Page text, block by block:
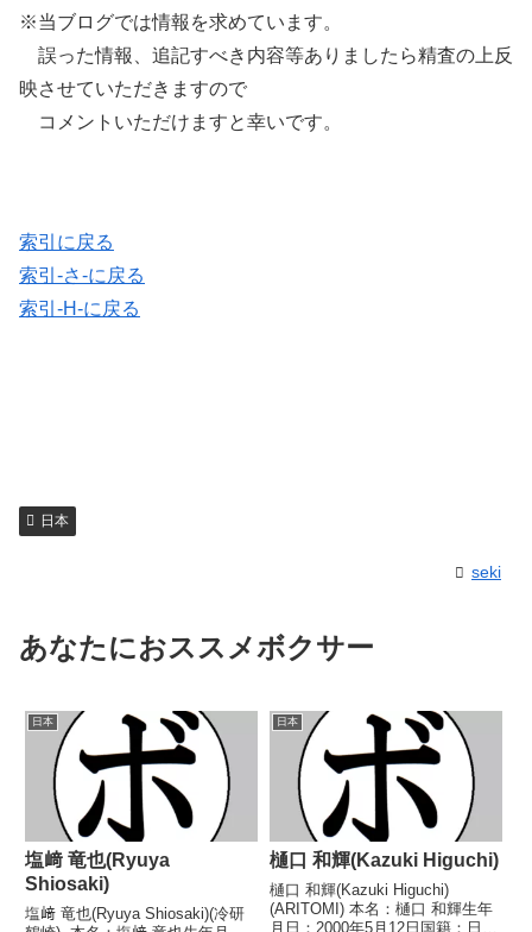
※当ブログでは情報を求めています。
誤った情報、追記すべき内容等ありましたら精査の上反
映させていただきますので
コメントいただけますと幸いです。
索引に戻る
索引-さ-に戻る
索引-H-に戻る
日本
seki
あなたにおススメボクサー
日本
塩﨑 竜也(Ryuya
Shiosaki)
塩﨑 竜也(Ryuya Shiosaki)(冷研
日本
樋口 和輝(Kazuki Higuchi)
樋口 和輝(Kazuki Higuchi)
(ARITOMI) 本名：樋口 和輝生年
月日：2000年5月12日国籍：日本